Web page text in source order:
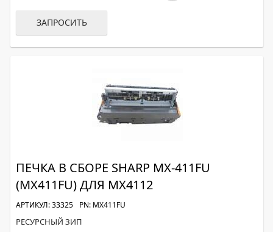
ЗАПРОСИТЬ
ПЕЧКА В СБОРЕ SHARP MX-411FU
(MX411FU) ДЛЯ MX4112
АРТИКУЛ: 33325 PN: MX411FU
РЕСУРСНЫЙ ЗИП